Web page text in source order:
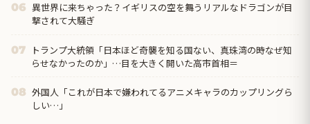
06 異世界に来ちゃった？イギリスの空を舞うリアルなドラゴンが目
撃されて大騒ぎ
07
トランプ大統領「日本ほど奇襲を知る国ない、真珠湾の時なぜ知
らせなかったのか」…目を大きく開いた高市首相＝
08 外国人「これが日本で嫌われてるアニメキャラのカップリングら
しい…」